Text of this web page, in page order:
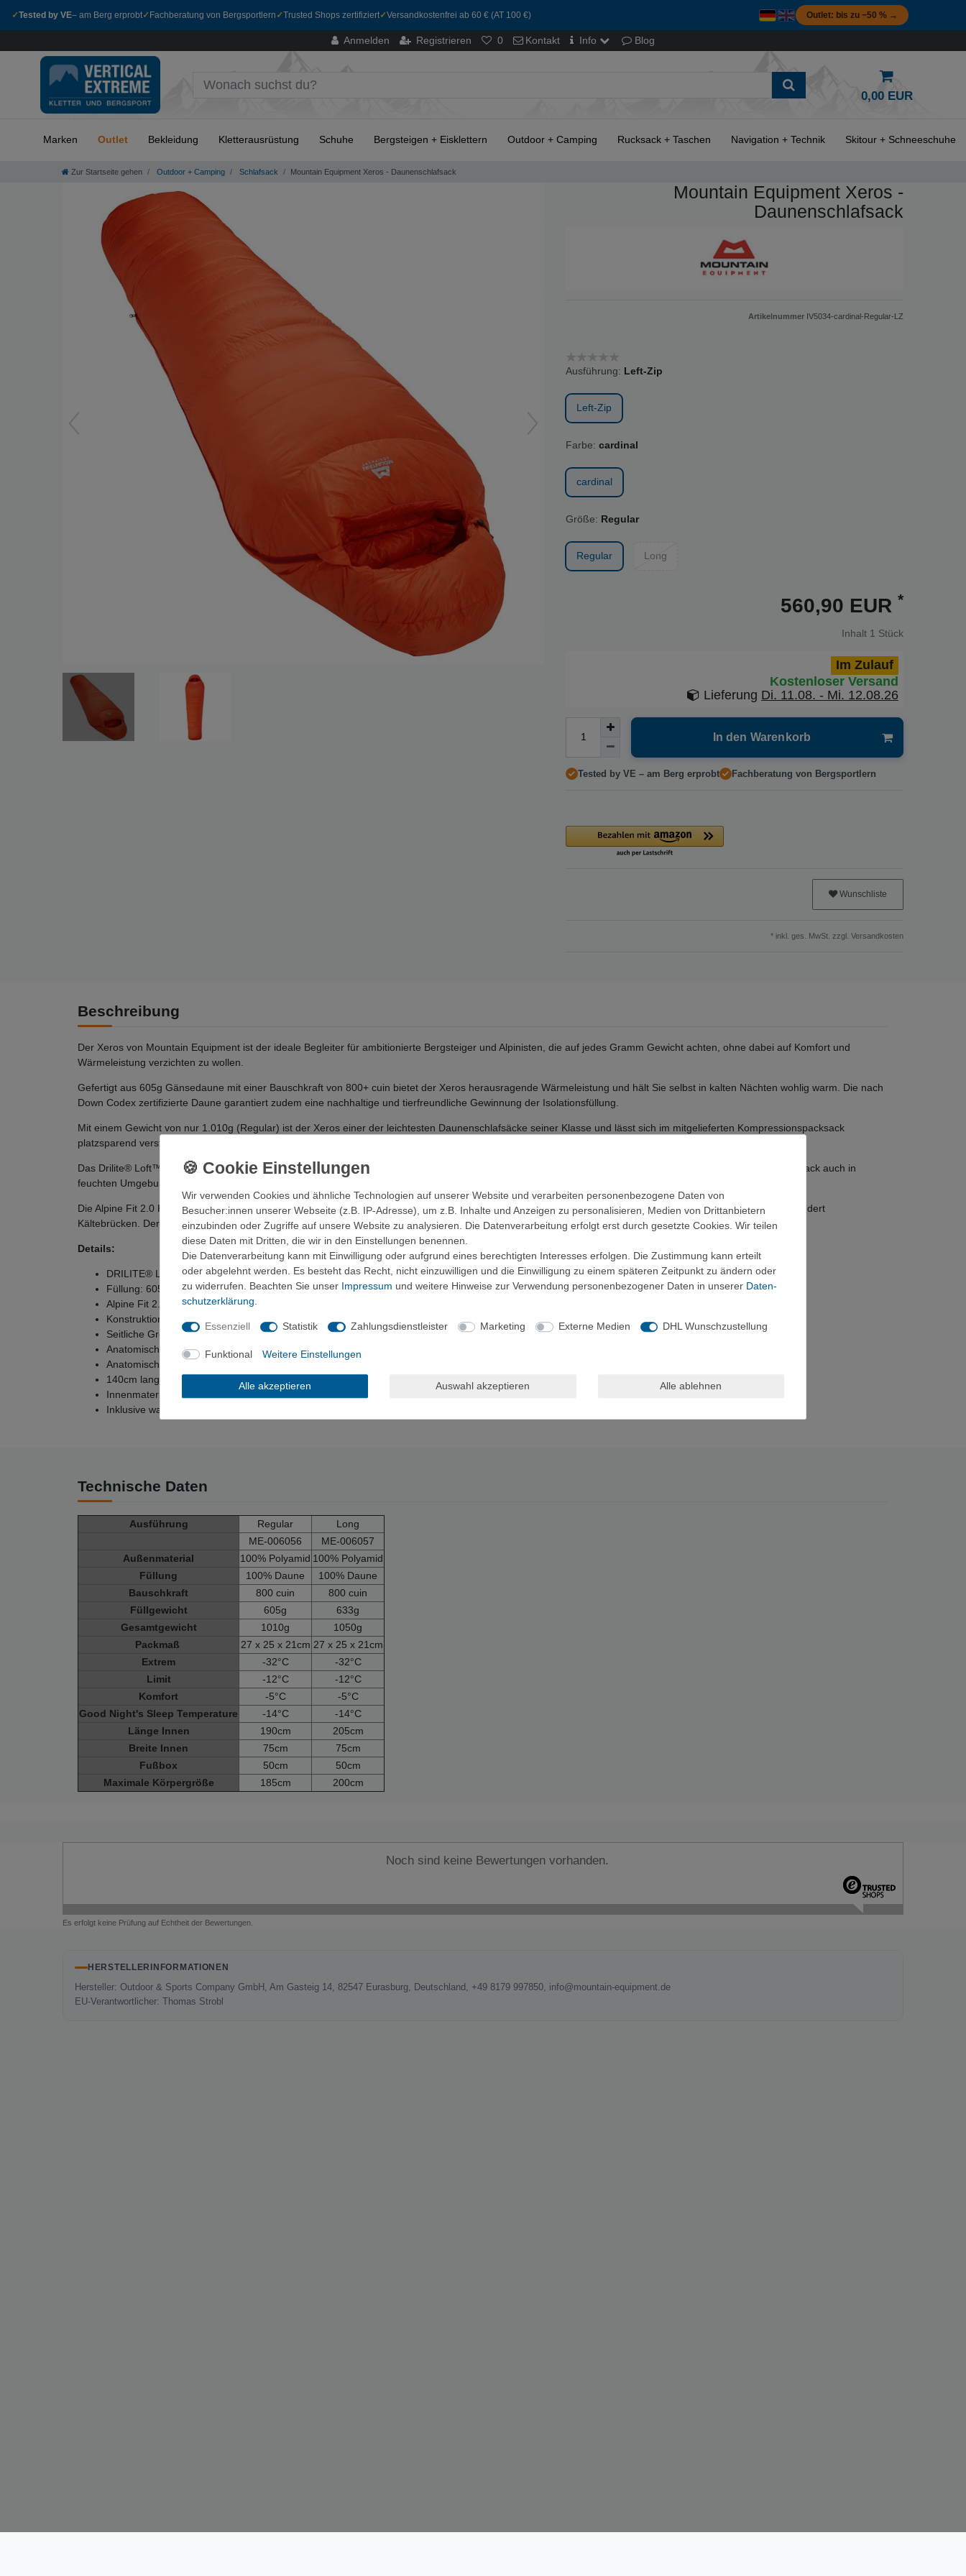
✓Tested by VE– am Berg erprobt✓ Fachberatung von Bergsportlern ✓Trusted Shops zertifiziert✓Versandkostenfrei ab 60 € (AT 100 €) Outlet: bis zu −50 % →
Anmelden Registrieren 0 Kontakt Info Blog
0,00 EUR
Marken Outlet Bekleidung Kletterausrüstung Schuhe Bergsteigen + Eisklettern Outdoor + Camping Rucksack + Taschen Navigation + Technik Skitour + Schneeschuhe
Zur Startseite gehen Outdoor + Camping Schlafsack Mountain Equipment Xeros - Daunenschlafsack
Mountain Equipment Xeros -
Daunenschlafsack
Artikelnummer IV5034-cardinal-Regular-LZ
Ausführung: Left-Zip
Left-Zip
Farbe: cardinal
cardinal
Größe: Regular
Regular Long
560,90 EUR *
Inhalt 1 Stück
Im Zulauf
Kostenloser Versand
Lieferung Di. 11.08. - Mi. 12.08.26
In den Warenkorb
Tested by VE – am Berg erprobt Fachberatung von Bergsportlern
Wunschliste
* inkl. ges. MwSt. zzgl. Versandkosten
Beschreibung
Der Xeros von Mountain Equipment ist der ideale Begleiter für ambitionierte Bergsteiger und Alpinisten, die auf jedes Gramm Gewicht achten, ohne dabei auf Komfort und
Wärmeleistung verzichten zu wollen.
Gefertigt aus 605g Gänsedaune mit einer Bauschkraft von 800+ cuin bietet der Xeros herausragende Wärmeleistung und hält Sie selbst in kalten Nächten wohlig warm. Die nach
Down Codex zertifizierte Daune garantiert zudem eine nachhaltige und tierfreundliche Gewinnung der Isolationsfüllung.
Mit einem Gewicht von nur 1.010g (Regular) ist der Xeros einer der leichtesten Daunenschlafsäcke seiner Klasse und lässt sich im mitgelieferten Kompressionspacksack
platzsparend verstauen. So behält er auch bei langen Touren und Expeditionen sein geringes Gewicht und Volumen.
Das Drilite® Loft™ 10D Außenmaterial bietet zuverlässigen Schutz vor Nässe und Abrieb, ohne dabei die Atmungsaktivität einzuschränken. So bleibt der Schlafsack auch in
feuchten Umgebungen trocken und komfortabel.
Die Alpine Fit 2.0 Konstruktion mit elastischen Nähten und einer innovativen Trapezkammerkonstruktion sorgt für eine gleichmäßige Wärmeverteilung und verhindert
Kältebrücken. Der seitlich angebrachte Reißverschluss und der anschmiegsame Wärmekragen bieten zusätzlichen Komfort und verhindern Wärmeverluste.
Details:
DRILITE® Loft 10D Außenmaterial: ultraleicht, hoch atmungsaktiv und wasserabweisend
Füllung: 605g Gänsedaune 90/10 mit mind. 800 cuin Fillpower
Alpine Fit 2.0 mit überarbeitetem EXL® System für mehr Komfort und Wärmeleistung
Konstruktion mit Trapezkammern
Seitliche Ground-Level-Nähte
Anatomisch geschnittene Kapuze mit 7 Kammern
Anatomisch geschnittenes Fußteil mit 6 Kammern
140cm langer Reißverschluss mit Gemini System und integriertem Wärmekragen mit Lode Lock Verschluss
Innenmaterial: DRILITE® Loft 10D bei Fußteil, Wärmekragen und Kapuze; Ultrasoft 10D in übrigen Bereichen
Inklusive wasserdichtem Packsack mit Rollverschluss und Aufbewahrungstasche
Technische Daten
Ausführung Regular
Long
ME-006056
ME-006057
Außenmaterial
100% Polyamid 100% Polyamid
Füllung
100% Daune
100% Daune
Bauschkraft
800 cuin
800 cuin
Füllgewicht
605g
633g
Gesamtgewicht
1010g
1050g
Packmaß
27 x 25 x 21cm 27 x 25 x 21cm
Extrem
-32°C
-32°C
Limit
-12°C
-12°C
Komfort
-5°C
-5°C
Good Night's Sleep Temperature
-14°C
-14°C
Länge Innen
190cm
205cm
Breite Innen
75cm
75cm
Fußbox
50cm
50cm
Maximale Körpergröße
185cm 200cm
Noch sind keine Bewertungen vorhanden.
Es erfolgt keine Prüfung auf Echtheit der Bewertungen.
HERSTELLERINFORMATIONEN
Hersteller: Outdoor & Sports Company GmbH, Am Gasteig 14, 82547 Eurasburg, Deutschland, +49 8179 997850, info@mountain-equipment.de
EU-Verantwortlicher: Thomas Strobl
Wir verwenden Cookies und ähnliche Technologien auf unserer Website und verarbeiten personenbezogene Daten von
Besucher:innen unserer Webseite (z.B. IP-Adresse), um z.B. Inhalte und Anzeigen zu personalisieren, Medien von Drittanbietern
einzubinden oder Zugriffe auf unsere Website zu analysieren. Die Datenverarbeitung erfolgt erst durch gesetzte Cookies. Wir teilen
diese Daten mit Dritten, die wir in den Einstellungen benennen.
Die Datenverarbeitung kann mit Einwilligung oder aufgrund eines berechtigten Interesses erfolgen. Die Zustimmung kann erteilt
oder abgelehnt werden. Es besteht das Recht, nicht einzuwilligen und die Einwilligung zu einem späteren Zeitpunkt zu ändern oder
zu widerrufen. Beachten Sie unser Impressum und weitere Hinweise zur Verwendung personenbezogener Daten in unserer Daten­
schutz­erklärung.
Essenziell Statistik Zahlungsdienstleister Marketing Externe Medien DHL Wunschzustellung
Funktional Weitere Einstellungen
Alle akzeptieren Auswahl akzeptieren Alle ablehnen